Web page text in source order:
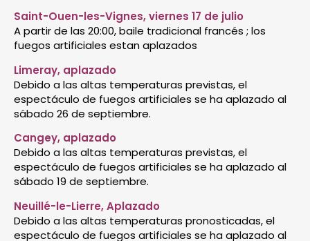
Saint-Ouen-les-Vignes, viernes 17 de julio
A partir de las 20:00, baile tradicional francés ; los
fuegos artificiales estan aplazados
Limeray, aplazado
Debido a las altas temperaturas previstas, el
espectáculo de fuegos artificiales se ha aplazado al
sábado 26 de septiembre.
Cangey, aplazado
Debido a las altas temperaturas previstas, el
espectáculo de fuegos artificiales se ha aplazado al
sábado 19 de septiembre.
Neuillé-le-Lierre, Aplazado
Debido a las altas temperaturas pronosticadas, el
espectáculo de fuegos artificiales se ha aplazado al